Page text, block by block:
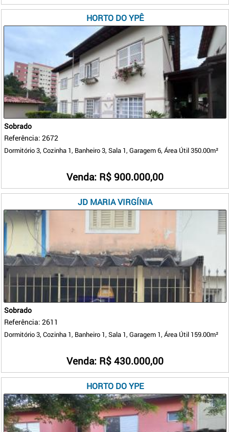
HORTO DO YPÊ
Sobrado
Referência: 2672
Dormitório 3, Cozinha 1, Banheiro 3, Sala 1, Garagem 6, Área Útil 350.00m²
Venda: R$ 900.000,00
JD MARIA VIRGÍNIA
Sobrado
Referência: 2611
Dormitório 3, Cozinha 1, Banheiro 1, Sala 1, Garagem 1, Área Útil 159.00m²
Venda: R$ 430.000,00
HORTO DO YPE